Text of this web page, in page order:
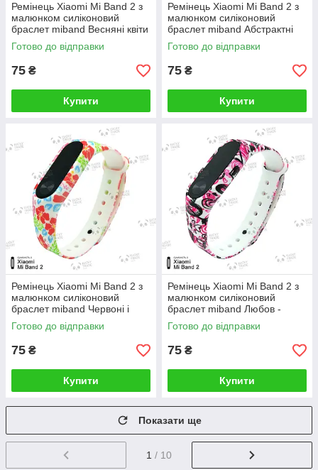
Ремінець Xiaomi Mi Band 2 з
малюнком силіконовий
браслет miband Весняні квіти
- Білий 1605P
Готово до відправки
75 ₴
Купити
Ремінець Xiaomi Mi Band 2 з
малюнком силіконовий
браслет miband Абстрактні
кольори - Білий 1605P
Готово до відправки
75 ₴
Купити
Ремінець Xiaomi Mi Band 2 з
малюнком силіконовий
браслет miband Червоні і
рожеві квіти - Білий 1605P
Готово до відправки
75 ₴
Купити
Ремінець Xiaomi Mi Band 2 з
малюнком силіконовий
браслет miband Любов -
Білий 1605P
Готово до відправки
75 ₴
Купити
Показати ще
1 / 10